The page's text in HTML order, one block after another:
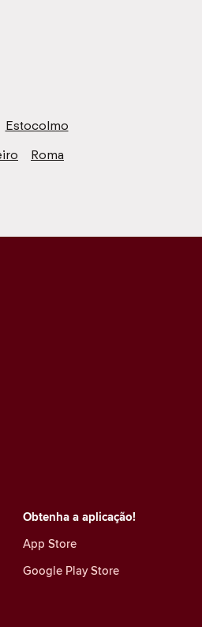
Estocolmo
Roma
Obtenha a aplicação!
App Store
Google Play Store